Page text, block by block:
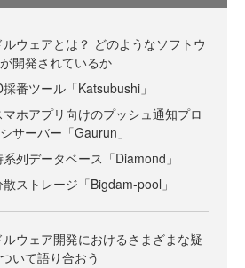
ルウェアとは？ どのようなソフトウ
開発されているか
採番ツール「Katsubushi」
マホアプリ向けのプッシュ通知プロ
サーバー「Gaurun」
系列データベース「Diamond」
散ストレージ「Bigdam-pool」
ルウェア開発におけるさまざまな疑
いて語り合おう